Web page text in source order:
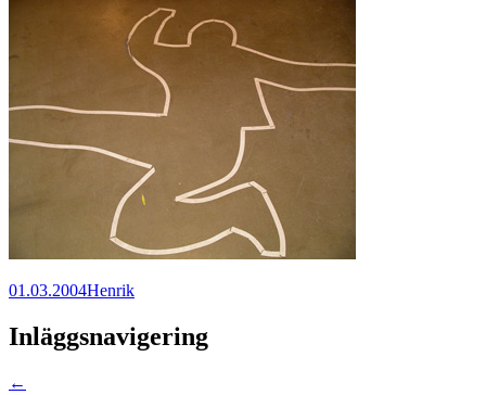
01.03.2004Henrik
Inläggsnavigering
←